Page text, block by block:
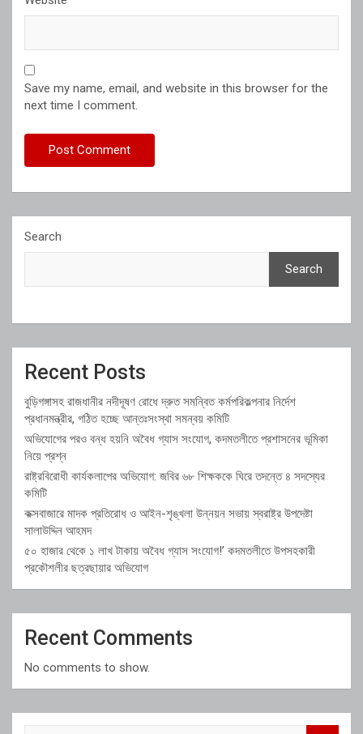
Save my name, email, and website in this browser for the
next time I comment.
Search
Search
Recent Posts
বুড়িগঙ্গাসহ রাজধানীর নদীদূষণ রোধে দ্রুত সমন্বিত কর্মপরিকল্পনার নির্দেশ
প্রধানমন্ত্রীর, গঠিত হচ্ছে আন্তঃসংস্থা সমন্বয় কমিটি
অভিযোগের পরও বন্ধ হয়নি অবৈধ গ্যাস সংযোগ, কদমতলীতে প্রশাসনের ভূমিকা
নিয়ে প্রশ্ন
রাষ্ট্রবিরোধী কার্যকলাপের অভিযোগ: জবির ৬৮ শিক্ষককে ঘিরে তদন্তে ৪ সদস্যের
কমিটি
কক্সবাজারে মাদক প্রতিরোধ ও আইন-শৃঙ্খলা উন্নয়ন সভায় স্বরাষ্ট্র উপদেষ্টা
সালাউদ্দিন আহমদ
৫০ হাজার থেকে ১ লাখ টাকায় অবৈধ গ্যাস সংযোগ!’ কদমতলীতে উপসহকারী
প্রকৌশলীর ছত্রছায়ার অভিযোগ
Recent Comments
No comments to show.